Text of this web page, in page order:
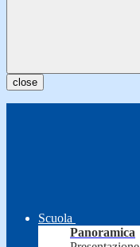
close
Scuola
Panoramica